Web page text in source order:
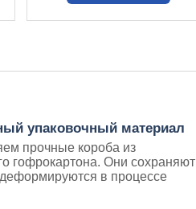
упаковочный материал
прочные короба из
гофрокартона. Они сохраняют
в процессе